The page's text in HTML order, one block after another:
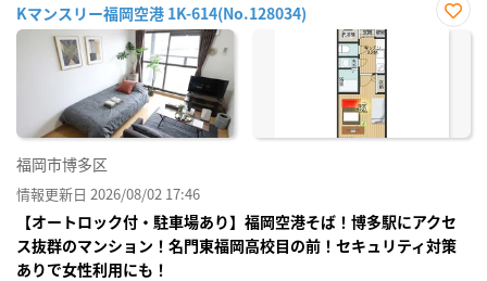
Kマンスリー福岡空港 1K-614(No.128034)
お気
福岡市博多区
情報更新日 2026/08/02 17:46
【オートロック付・駐車場あり】福岡空港そば！博多駅にアクセ
ス抜群のマンション！名門東福岡高校目の前！セキュリティ対策
ありで女性利用にも！